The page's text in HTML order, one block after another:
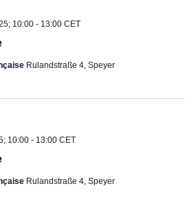
10:00 - 13:00 CET
Rulandstraße 4, Speyer
10:00 - 13:00 CET
Rulandstraße 4, Speyer